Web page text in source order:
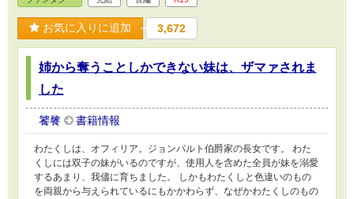
お気に入りに追加 3,672
姉から奪うことしかできない妹は、ザマァされま
した
饕餮 書籍情報
わたくしは、オフィリア。ジョンパルト伯爵家の長女です。 わた
くしには双子の妹がいるのですが、使用人を含めた全員が妹を溺愛
するあまり、我儘に育ちました。 しかもわたくしと色違いのもの
を両親から与えられているにもかかわらず、なぜかわたくしのもの